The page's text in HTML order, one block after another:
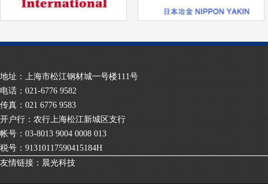
地址：上海市松江钢材城一号楼111号
电话：021-6776 9582
传真：021 6776 9583
开户行：农行上海松江新城区支行
帐号：03-8013 9004 0008 013
税号：91310117590415184H
友情链接： 晨光科技